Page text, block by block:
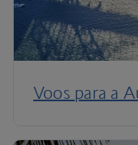
Voos para a